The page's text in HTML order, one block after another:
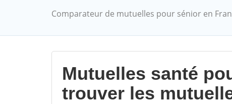
Comparateur de mutuelles pour sénior en
Mutuelles santé
trouver les